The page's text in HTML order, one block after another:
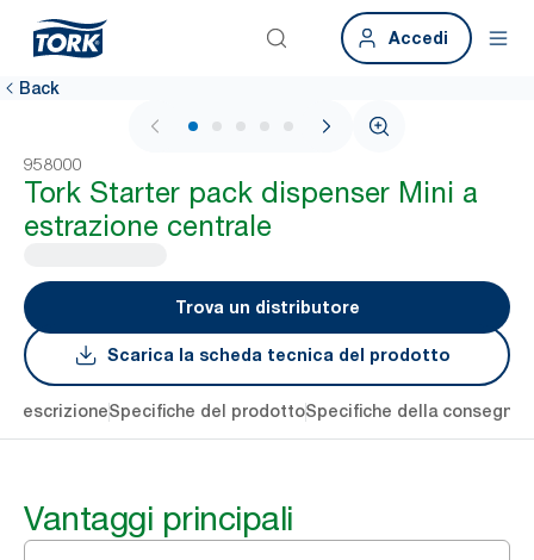
Accedi
Back
1 / 5
958000
Tork Starter pack dispenser Mini a
estrazione centrale
Trova un distributore
Scarica la scheda tecnica del prodotto
DescrizioneSpecifiche del prodottoSpecifiche della consegna
Vantaggi principali